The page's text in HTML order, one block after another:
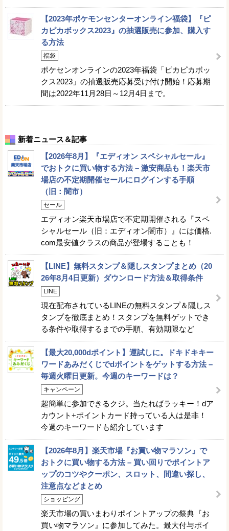
【2023年ポケモンセンターオンライン福袋】『ピ
カピカボックス2023』の抽選販売に参加、購入す
る方法
福袋
ポケセンオンラインの2023年福袋「ピカピカボッ
クス2023」の抽選販売応募受け付け開始！応募期
間は2022年11月28日～12月4日まで。
新着ニュース＆記事
【2026年8月】『エディオン スペシャルセール』
でおトクに買い物する方法 – 激安商品も！楽天市
場店の不定期開催セールにログインする手順
（旧：闇市）
セール
エディオン楽天市場店で不定期開催される『スペ
シャルセール（旧：エディオン闇市）』には価格.
com最安値クラスの商品が登場することも！
【LINE】無料スタンプ＆隠しスタンプまとめ（20
26年8月4日更新）ダウンロード方法＆取得条件
LINE
現在配布されているLINEの無料スタンプ＆隠しス
タンプを徹底まとめ！スタンプを無料ゲットでき
る条件や取得するまでの手順、有効期限など
【最大20,000dポイント】運試しに。ドキドキキー
ワードあみだくじでdポイントをゲットする方法 –
毎週火曜日更新。今週のキーワードは？
キャンペーン
超簡単に参加できるクジ。当たればラッキー！dア
カウント+ポイントカード持っている人は是非！
今週のキーワードも紹介しています
【2026年8月】楽天市場『お買い物マラソン』で
おトクに買い物する方法 – 買い回りでポイントア
ップのコツやクーポン、スロット、間違い探し、
注意点などまとめ
ショッピング
楽天市場の買いまわりポイントアップの祭典『お
買い物マラソン』に参加してみた。最大付与ポイ